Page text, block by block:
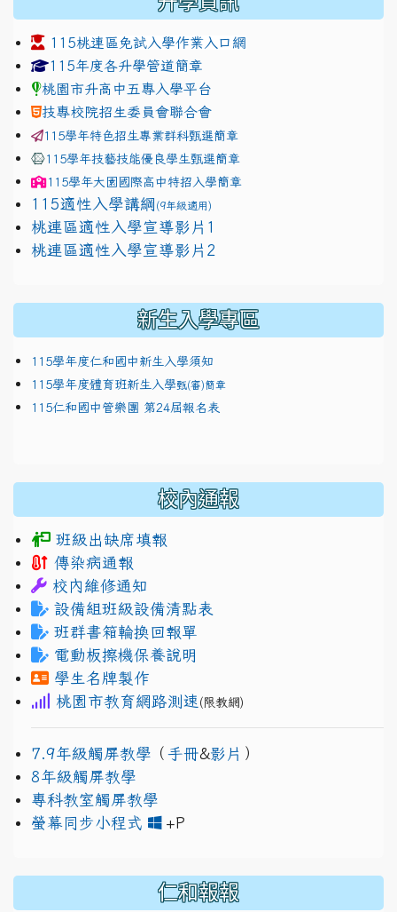
115桃連區免試入學作業入口網
link to https://www.jhjhs.tyc.edu.tw/modules/
115年度各升學管道簡章
桃園市升高中五專入學平台
技專校院招生委員會聯合會
115學年特色招生專業群科甄選簡章
115學年技藝技能優良學生甄選簡章
115學年大園國際高中特招入學簡章
115適性入學講綱 (9年級適用)
link to https://docs.google.com/presentation/d/
桃連區適性入學宣導影片1
link to https://docs.google.com/presentation/d/
桃連區適性入學宣導影片2
新生入學專區
115學年度仁和國中新生入學須知
115學年度體育班新生入學甄(審)簡章
115仁和國中管樂團 第24屆報名表
校內通報
班級出缺席填報
傳染病通報
校內維修通知
設備組班級設備清點表
班群書箱輪換回報單
電動板擦機保養說明
學生名牌製作
桃園市教育網路測速 (限教網)
7.9年級觸屏教學 （ 手冊&影片 ）
8年級觸屏教學
專科教室觸屏教學
螢幕同步小程式
+P
仁和報報